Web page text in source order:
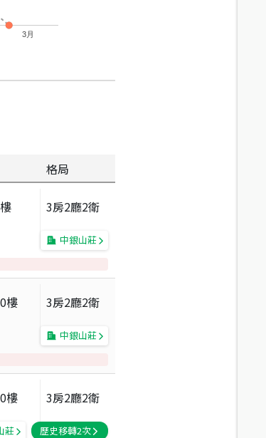
3月
格局
樓 3房2廳2衛
中銀山莊
樓 3房2廳2衛
中銀山莊
樓 3房2廳2衛
莊 歷史移轉2次